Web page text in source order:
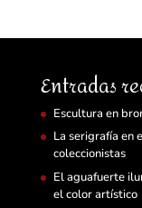
Entradas
Escultura en
La serigrafía en
coleccionistas
El aguafuerte
el color artístico